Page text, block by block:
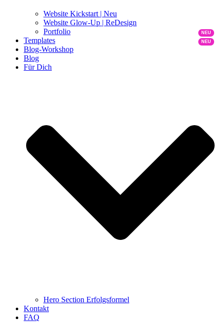
Website Kickstart | Neu
Website Glow-Up | ReDesign
Portfolio
Templates
Blog-Workshop
Blog
Für Dich
Hero Section Erfolgsformel
Kontakt
FAQ